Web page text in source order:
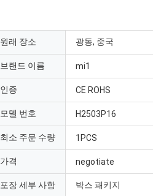
원래 장소 광동, 중국
브랜드 이름 mi1
인증 CE ROHS
모델 번호 H2503P16
최소 주문 수량 1PCS
가격 negotiate
포장 세부 사항 박스 패키지